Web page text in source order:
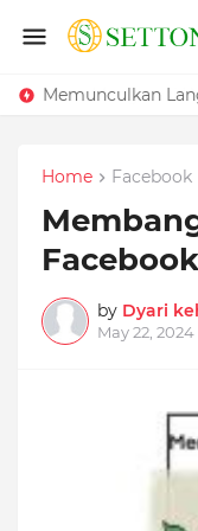
Cara Mengatasi
Home Facebook
by Dyari
May 22, 2024